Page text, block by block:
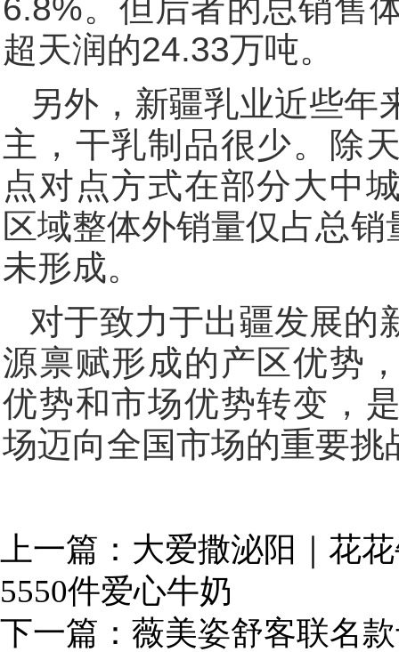
6.8%。但后者的总销售
超天润的24.33万吨。
另外，新疆乳业近些年
主，干乳制品很少。除
点对点方式在部分大中
区域整体外销量仅占总
未形成。
对于致力于出疆发展的
源禀赋形成的产区优势
优势和市场优势转变，
场迈向全国市场的重要挑
上一篇： 大爱撒泌阳｜花
5550件爱心牛奶
下一篇： 薇美姿舒客联名